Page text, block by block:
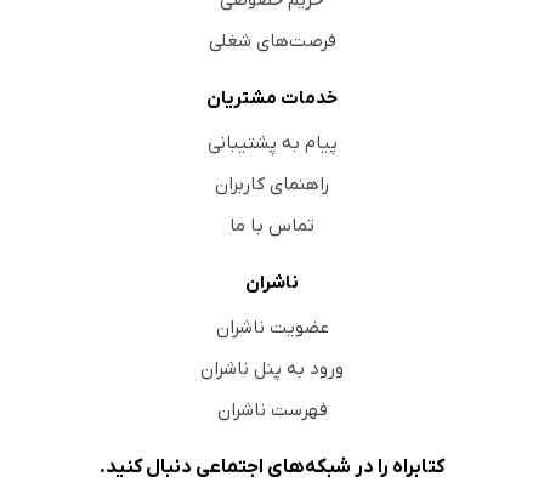
فرصت‌های شغلی
خدمات مشتریان
پیام به پشتیبانی
راهنمای کاربران
تماس با ما
ناشران
عضویت ناشران
ورود به پنل ناشران
فهرست ناشران
کتابراه را در شبکه‌های اجتماعی دنبال کنید.